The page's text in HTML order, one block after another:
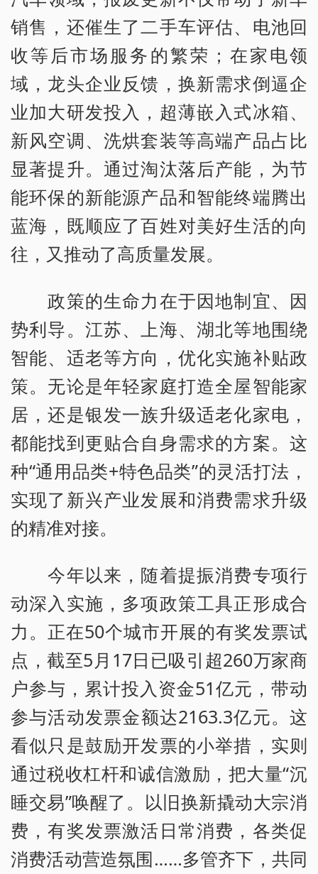
销售，还催生了二手车评估、电池回
收等后市场服务的繁荣；在家电领
域，龙头企业反馈，换新需求倒逼企
业加大研发投入，超薄嵌入式冰箱、
新风空调、洗烘套装等高端产品占比
显著提升。通过淘汰落后产能，为节
能环保的新能源产品和智能终端腾出
蓝海，既顺应了百姓对美好生活的向
往，又推动了高质量发展。
政策的生命力在于因地制宜、因
势利导。江苏、上海、湖北等地围绕
智能、适老等方向，优化实施补贴政
策。无论是年轻家庭打造全屋智能家
居，还是银发一族升级适老化家电，
都能找到更贴合自身需求的方案。这
种“通用品类+特色品类”的灵活打法，
实现了新兴产业发展和消费需求升级
的精准对接。
今年以来，随着提振消费专项行
动深入实施，多项政策工具正形成合
力。正在50个城市开展的有奖发票试
点，截至5月17日已吸引超260万家商
户参与，累计投入资金51亿元，带动
参与活动发票金额达2163.3亿元。这
看似只是鼓励开发票的小举措，实则
通过税收杠杆和诚信激励，把大量“沉
睡交易”唤醒了。以旧换新撬动大宗消
费，有奖发票激活日常消费，各类促
消费活动营造氛围……多管齐下，共同